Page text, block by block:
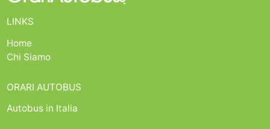
LINKS
Home
Chi Siamo
ORARI AUTOBUS
Autobus in Italia